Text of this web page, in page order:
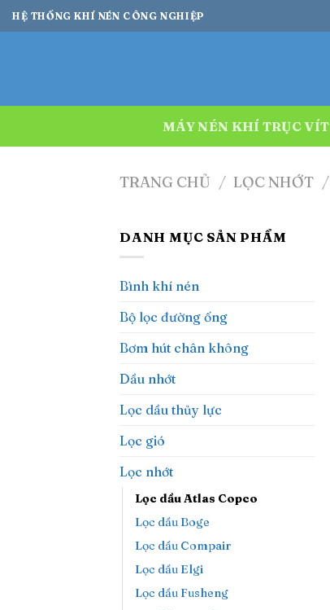
Bỏ
qua
HỆ THỐNG KHÍ NÉN CÔNG NGHIỆP
MÁY NÉN KHÍ TRỤC VÍT
TRANG CHỦ / LỌC NHỚT /
DANH MỤC SẢN PHẨM
Bình khí nén
Bộ lọc đường ống
Bơm hút chân không
Dầu nhớt
Lọc dầu thủy lực
Lọc gió
Lọc nhớt
Lọc dầu Atlas Copco
Lọc dầu Boge
Lọc dầu Compair
Lọc dầu Elgi
Lọc dầu Fusheng